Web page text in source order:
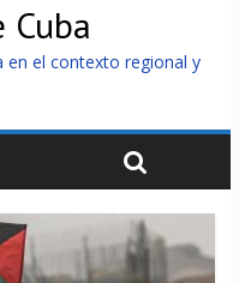
Cuba
en el contexto regional y